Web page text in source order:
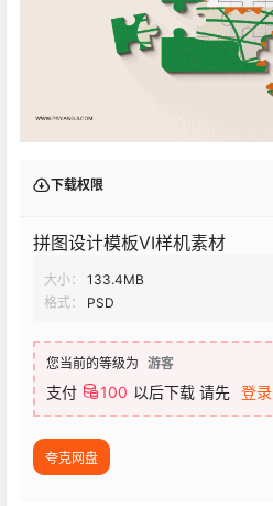
下载权限
拼图设计模板VI样机素材
大小：
133.4MB
格式：
PSD
您当前的等级为 游客
支付 100 以后下载 请先 登录
夸克网盘